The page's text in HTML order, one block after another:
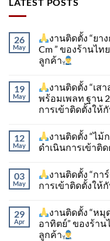
26
May
งานติดตั้ง “ยา
Cm ” ของร้านไท
ลูกค้า
19
May
งานติดตั้ง “เส
พร้อมเพลท ฐาน
การเข้าติดตั้ง​ให้
12
May
งานติดตั้ง “ไม้
ดำเนินการเข้าติ
03
May
งานติดตั้ง “กา
การเข้าติดตั้ง​ให้
29
Apr
งานติดตั้ง “ห
อาทิตย์” ของร้าน
ลูกค้า